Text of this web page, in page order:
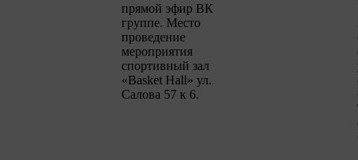
прямой эфир ВК
группе. Место
проведение
мероприятия
спортивный зал
«Basket Hall» ул.
Салова 57 к 6.